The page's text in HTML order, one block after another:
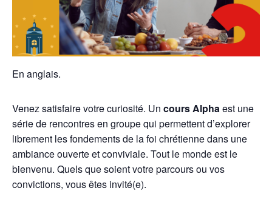
En anglais.
Venez satisfaire votre curiosité. Un cours Alphaest une
série de rencontres en groupe qui permettent d’explorer
librement les fondements de la foi chrétienne dans une
ambiance ouverte et conviviale. Tout le monde est le
bienvenu. Quels que soient votre parcours ou vos
convictions, vous êtes invité(e).